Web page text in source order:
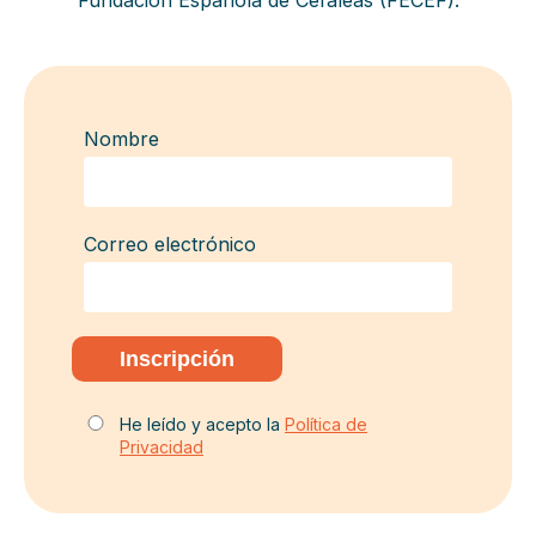
Nombre
Correo electrónico
He leído y acepto la Política de
Privacidad